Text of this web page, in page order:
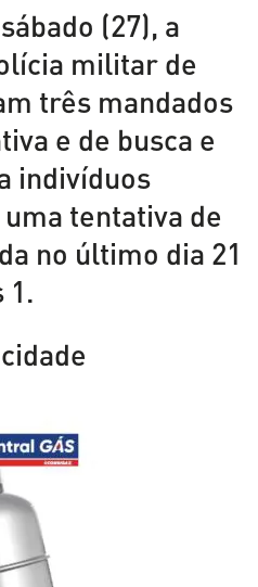
(27), a
militar de
três mandados
e de busca e
indivíduos
tentativa de
no último dia 21
1.